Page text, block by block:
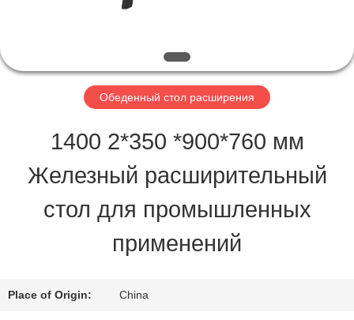
КАЧЕСТВА
США
СПРОСИТЕ
КАРТА
Обеденный стол расширения
1400 2*350 *900*760 мм
Железный расширительный
стол для промышленных
применений
Place of Origin: China